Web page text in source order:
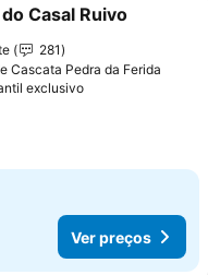
aos favoritos
Casal Ruivo
281
Cascata Pedra da Ferida
exclusivoVer preços
Ver preços